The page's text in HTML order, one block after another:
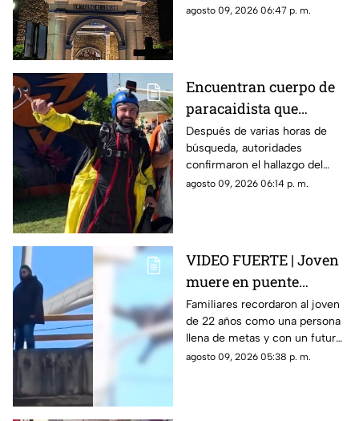
miles de creyentes.
agosto 09, 2026 06:47 p. m.
Encuentran cuerpo de
paracaidista que
desapareció durante
actividad en Puente de
Ixtla
Después de varias horas de
búsqueda, autoridades
confirmaron el hallazgo del
deportista en la zona sur de
agosto 09, 2026 06:14 p. m.
VIDEO FUERTE | Joven
muere en puente
vehicular; pidió a su
mamá que cuidara de
su gatito
Familiares recordaron al joven
de 22 años como una persona
llena de metas y con un futuro
prometedor.
agosto 09, 2026 05:38 p. m.